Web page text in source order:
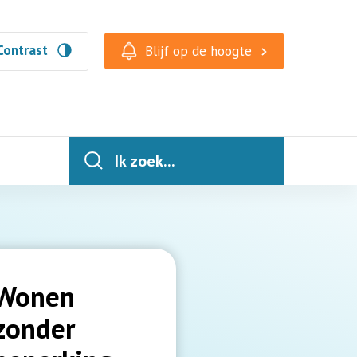
Blijf op de hoogte
Ik zoek...